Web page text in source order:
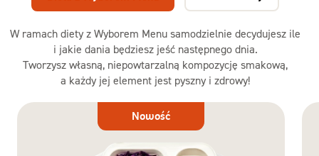
W ramach diety z Wyborem Menu samodzielnie decydujesz ile
i jakie dania będziesz jeść następnego dnia.
Tworzysz własną, niepowtarzalną kompozycję smakową,
a każdy jej element jest pyszny i zdrowy!
Dieta
Nowość